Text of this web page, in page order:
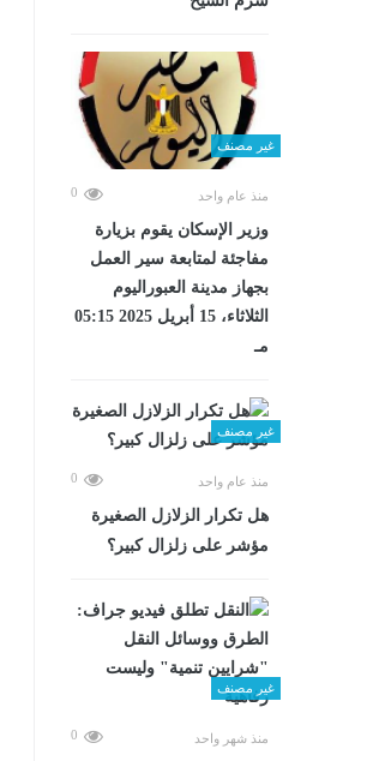
غير مصنف
منذ عام واحد 0
وزير الإسكان يقوم بزيارة
مفاجئة لمتابعة سير العمل
بجهاز مدينة العبوراليوم
الثلاثاء، 15 أبريل 2025 05:15
مـ
غير مصنف
منذ عام واحد 0
هل تكرار الزلازل الصغيرة
مؤشر على زلزال كبير؟
غير مصنف
منذ شهر واحد 0